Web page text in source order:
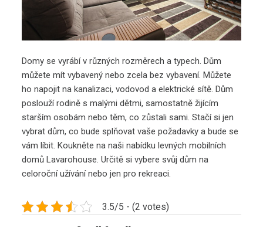
Domy se vyrábí v různých rozměrech a typech. Dům
můžete mít vybavený nebo zcela bez vybavení. Můžete
ho napojit na kanalizaci, vodovod a elektrické sítě. Dům
poslouží rodině s malými dětmi, samostatně žijícím
starším osobám nebo těm, co zůstali sami. Stačí si jen
vybrat dům, co bude splňovat vaše požadavky a bude se
vám líbit. Koukněte na naši nabídkulevných mobilních
domů Lavarohouse. Určitě si vybere svůj dům na
celoroční užívání nebo jen pro rekreaci.
3.5/5 - (2 votes)